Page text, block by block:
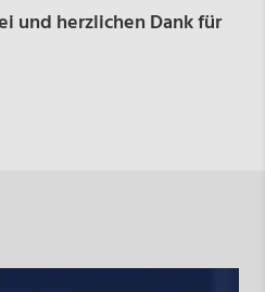
und herzlichen Dank für